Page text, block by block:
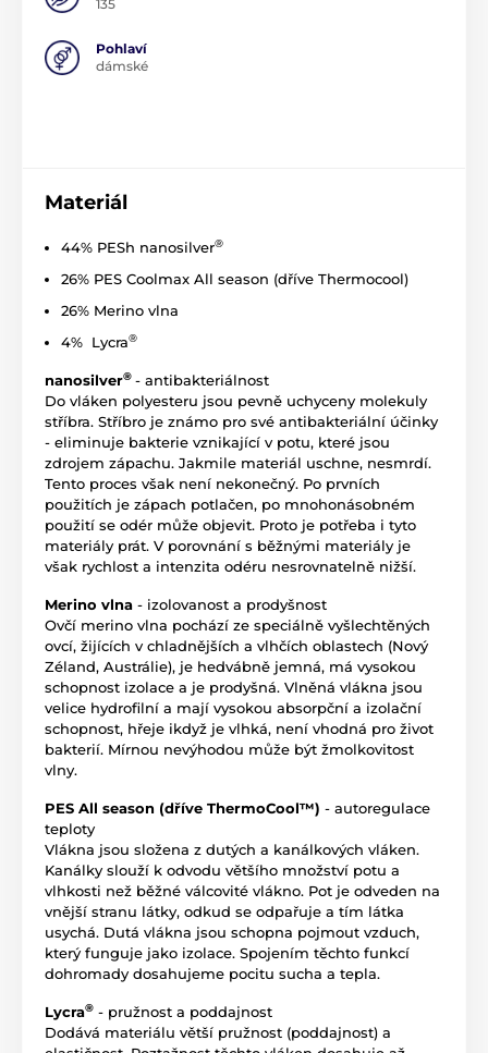
135
Pohlaví
dámské
Materiál
44% PESh nanosilver®
26% PES Coolmax All season (dříve Thermocool)
26% Merino vlna
4% Lycra®
nanosilver® - antibakteriálnost
Do vláken polyesteru jsou pevně uchyceny molekuly
stříbra. Stříbro je známo pro své antibakteriální účinky
- eliminuje bakterie vznikající v potu, které jsou
zdrojem zápachu. Jakmile materiál uschne, nesmrdí.
Tento proces však není nekonečný. Po prvních
použitích je zápach potlačen, po mnohonásobném
použití se odér může objevit. Proto je potřeba i tyto
materiály prát. V porovnání s běžnými materiály je
však rychlost a intenzita odéru nesrovnatelně nižší.
Merino vlna - izolovanost a prodyšnost
Ovčí merino vlna pochází ze speciálně vyšlechtěných
ovcí, žijících v chladnějších a vlhčích oblastech (Nový
Zéland, Austrálie), je hedvábně jemná, má vysokou
schopnost izolace a je prodyšná. Vlněná vlákna jsou
velice hydrofilní a mají vysokou absorpční a izolační
schopnost, hřeje ikdyž je vlhká, není vhodná pro život
bakterií. Mírnou nevýhodou může být žmolkovitost
vlny.
PES All season (dříve ThermoCool™) - autoregulace
teploty
Vlákna jsou složena z dutých a kanálkových vláken.
Kanálky slouží k odvodu většího množství potu a
vlhkosti než běžné válcovité vlákno. Pot je odveden na
vnější stranu látky, odkud se odpařuje a tím látka
usychá. Dutá vlákna jsou schopna pojmout vzduch,
který funguje jako izolace. Spojením těchto funkcí
dohromady dosahujeme pocitu sucha a tepla.
Lycra® - pružnost a poddajnost
Dodává materiálu větší pružnost (poddajnost) a